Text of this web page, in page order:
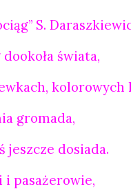
S.
świata,
kolorowych
gromada,
jeszcze dosiada.
i pasażerowie,